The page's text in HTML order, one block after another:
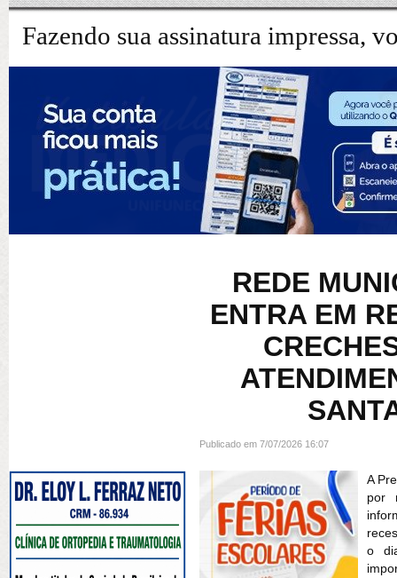
Fazendo sua assinatura impressa,
REDE
ENTRA EM
Publicado em 7/07/2026 16:07
A
por
o